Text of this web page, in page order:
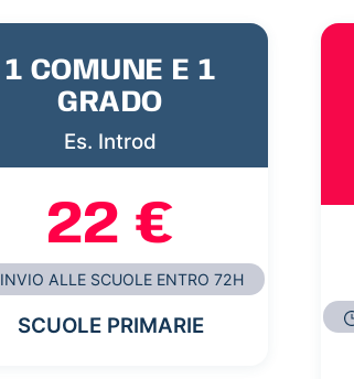
1 COMUNE E 1
GRADO
Es. Introd
22 €
INVIO ALLE SCUOLE ENTRO 72H
SCUOLE PRIMARIE